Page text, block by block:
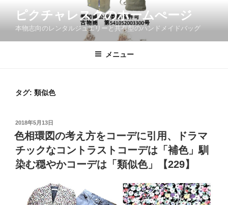
ン
ピクチャレスクのホームぺージ
本物志向のレンタルジュエリーと共有型のハンドメイドバッグ
メニュー
タグ: 類似色
投
稿
日:
2018年5月13日
色相環図の考え方をコーデに引用、ドラマ
チックなコントラストコーデは「補色」馴
染む穏やかコーデは「類似色」【229】